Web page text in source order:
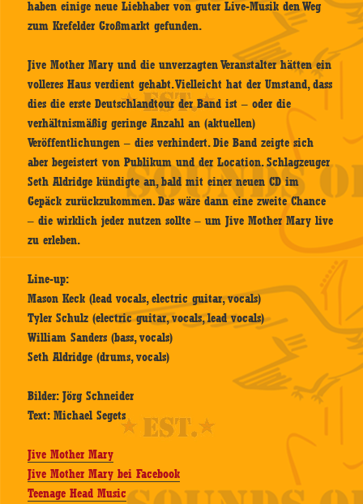
haben einige neue Liebhaber von guter Live-Musik den Weg
zum Krefelder Großmarkt gefunden.
Jive Mother Mary und die unverzagten Veranstalter hätten ein
volleres Haus verdient gehabt. Vielleicht hat der Umstand, dass
dies die erste Deutschlandtour der Band ist – oder die
verhältnismäßig geringe Anzahl an (aktuellen)
Veröffentlichungen – dies verhindert. Die Band zeigte sich
aber begeistert von Publikum und der Location. Schlagzeuger
Seth Aldridge kündigte an, bald mit einer neuen CD im
Gepäck zurückzukommen. Das wäre dann eine zweite Chance
– die wirklich jeder nutzen sollte – um Jive Mother Mary live
zu erleben.
Line-up:
Mason Keck (lead vocals, electric guitar, vocals)
Tyler Schulz (electric guitar, vocals, lead vocals)
William Sanders (bass, vocals)
Seth Aldridge (drums, vocals)
Bilder: Jörg Schneider
Text: Michael Segets
Jive Mother Mary
Jive Mother Mary bei Facebook
Teenage Head Music